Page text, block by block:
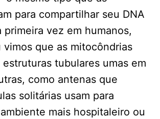
para compartilhar seu DNA
primeira vez em humanos,
que as mitocôndrias
tubulares umas em
como antenas que
solitárias usam para
mais hospitaleiro ou